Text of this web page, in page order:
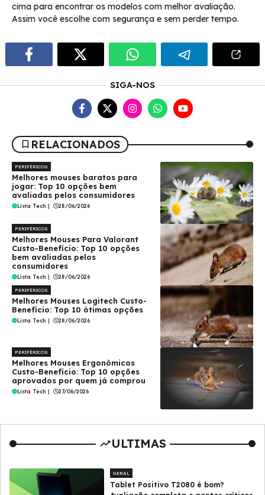
cima para encontrar os modelos com melhor avaliação.
Assim você escolhe com segurança e sem perder tempo.
SIGA-NOS
RELACIONADOS
PERIFÉRICOS
Melhores mouses baratos para
jogar: Top 10 opções bem
avaliadas pelos consumidores
Lista Tech | 28/06/2026
PERIFÉRICOS
Melhores Mouses Para Valorant
Custo-Benefício: Top 10 opções
bem avaliadas pelos
consumidores
Lista Tech | 28/06/2026
PERIFÉRICOS
Melhores Mouses Logitech Custo-
Benefício: Top 10 ótimas opções
Lista Tech | 28/06/2026
PERIFÉRICOS
Melhores Mouses Ergonômicos
Custo-Benefício: Top 10 opções
aprovados por quem já comprou
Lista Tech | 27/06/2026
ULTIMAS
GERAL
Tablet Positivo T2080 é bom?